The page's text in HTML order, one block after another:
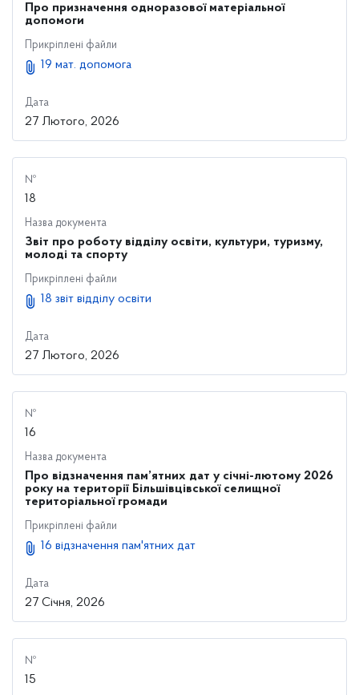
Про призначення одноразової матеріальної
допомоги
Прикріплені файли
19 мат. допомога
Дата
27 Лютого, 2026
№
18
Назва документа
Звіт про роботу відділу освіти, культури, туризму,
молоді та спорту
Прикріплені файли
18 звіт відділу освіти
Дата
27 Лютого, 2026
№
16
Назва документа
Про відзначення пам’ятних дат у січні-лютому 2026
року на території Більшівцівської селищної
територіальної громади
Прикріплені файли
16 відзначення пам'ятних дат
Дата
27 Січня, 2026
№
15